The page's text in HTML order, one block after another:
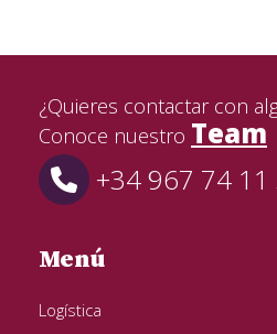
¿Quieres contactar con
Conoce nuestro Team
+34 967 74 11
Menú
Logística